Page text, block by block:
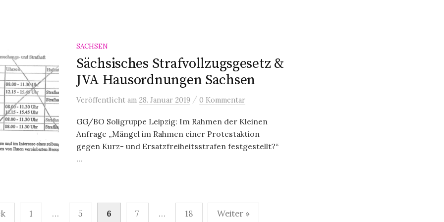
SACHSEN
Sächsisches Strafvollzugsgesetz &
JVA Hausordnungen Sachsen
Veröffentlicht am 28. Januar 2019 / 0 Kommentar
GG/BO Soligruppe Leipzig: Im Rahmen der Kleinen
Anfrage „Mängel im Rahmen einer Protestaktion
gegen Kurz- und Ersatzfreiheitsstrafen festgestellt?“
...
1 … 5 6 7 … 18 Weiter »